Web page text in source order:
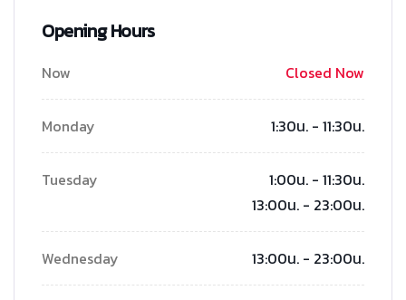
Opening Hours
Now Closed Now
Monday 1:30น. - 11:30น.
Tuesday
1:00น. - 11:30น.
13:00น. - 23:00น.
Wednesday 13:00น. - 23:00น.